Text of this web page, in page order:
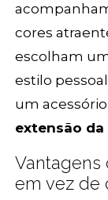
cores
escolham
estilo
um
extensão
Vantagens
em vez de